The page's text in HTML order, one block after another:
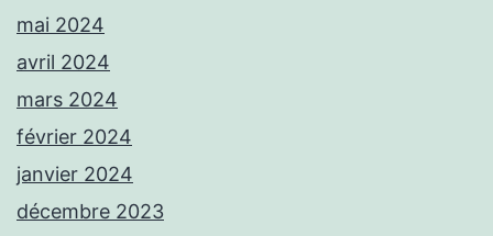
mai 2024
avril 2024
mars 2024
février 2024
janvier 2024
décembre 2023